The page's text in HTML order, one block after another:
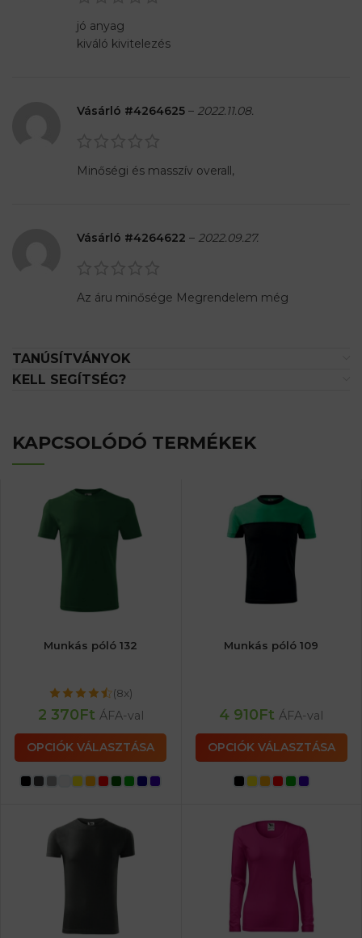
jó anyag
kiváló kivitelezés
Vásárló #4264625 – 2022.11.08.
Minőségi és masszív overall,
Vásárló #4264622 – 2022.09.27.
Az áru minősége Megrendelem még
TANÚSÍTVÁNYOK
KELL SEGÍTSÉG?
KAPCSOLÓDÓ TERMÉKEK
Munkás póló 132
(8x)
2 370Ft ÁFA-val
OPCIÓK VÁLASZTÁSA
Munkás póló 109
4 910Ft ÁFA-val
OPCIÓK VÁLASZTÁSA